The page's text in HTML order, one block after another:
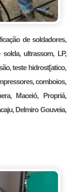
de soldadores,
ultrassom, LP,
teste hidrost[atico,
comboios,
Maceió, Propriá,
Delmiro Gouveia,